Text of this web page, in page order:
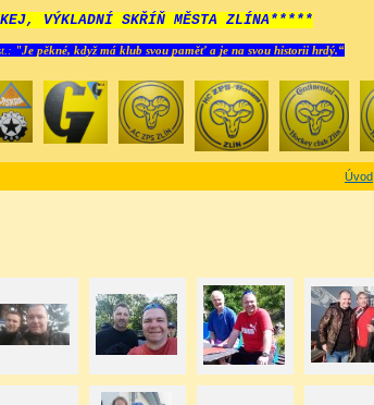
VÝKLADNÍ SKŘÍŇ MĚSTA ZLÍNA*****
"Je pěkné, když má klub svou paměť a je na svou historii hrdý.“
Úvod